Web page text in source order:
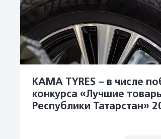
KAMA TYRES – в числе
конкурса «Лучшие
Республики Татарстан»